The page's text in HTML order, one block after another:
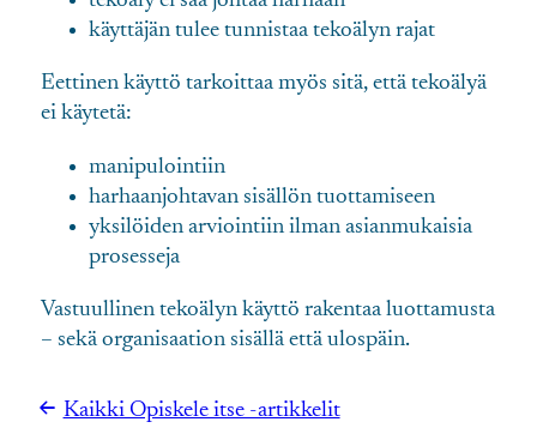
käyttäjän tulee tunnistaa tekoälyn rajat
Eettinen käyttö tarkoittaa myös sitä, että tekoälyä
ei käytetä:
manipulointiin
harhaanjohtavan sisällön tuottamiseen
yksilöiden arviointiin ilman asianmukaisia
prosesseja
Vastuullinen tekoälyn käyttö rakentaa luottamusta
– sekä organisaation sisällä että ulospäin.
Kaikki Opiskele itse -artikkelit